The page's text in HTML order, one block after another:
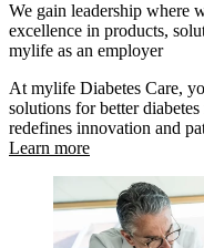
We gain leadership where
excellence in products,
mylife as an employer
At mylife Diabetes Care,
solutions for better
redefines innovation and
Learn more